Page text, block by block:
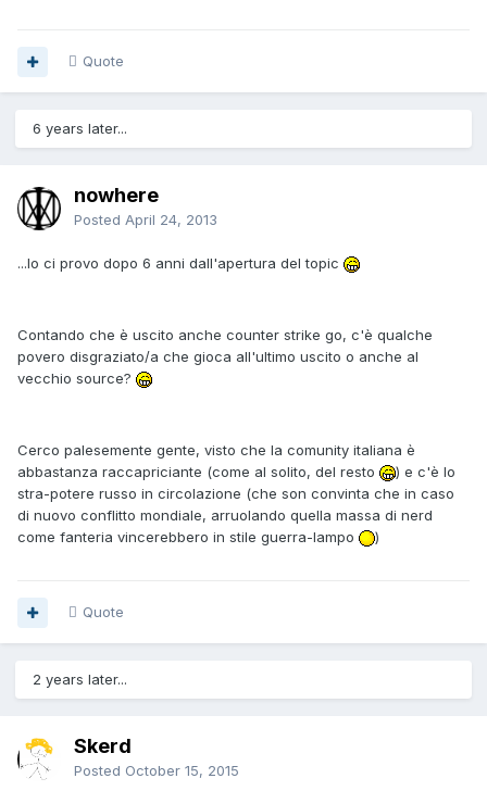
Quote
6 years later...
nowhere
Posted April 24, 2013
...Io ci provo dopo 6 anni dall'apertura del topic
Contando che è uscito anche counter strike go, c'è qualche
povero disgraziato/a che gioca all'ultimo uscito o anche al
vecchio source?
Cerco palesemente gente, visto che la comunity italiana è
abbastanza raccapriciante (come al solito, del resto
) e c'è lo
stra-potere russo in circolazione (che son convinta che in caso
di nuovo conflitto mondiale, arruolando quella massa di nerd
come fanteria vincerebbero in stile guerra-lampo
)
Quote
2 years later...
Skerd
Posted October 15, 2015